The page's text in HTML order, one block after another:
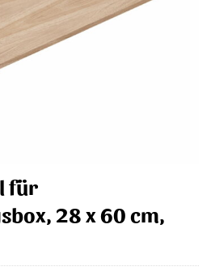
für
28 x 60 cm,